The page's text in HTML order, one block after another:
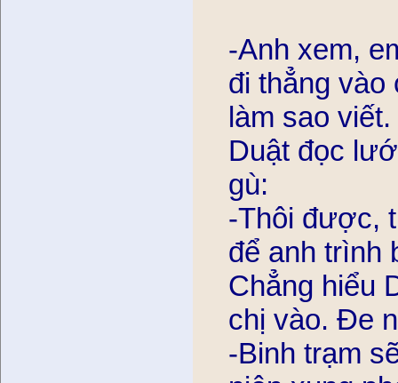
-Anh xem,
đi thẳng
làm sao viết.
Duật đọc
gù:
-Thôi được,
để anh trình
Chẳng hiểu
chị vào. Đe
-Binh trạm